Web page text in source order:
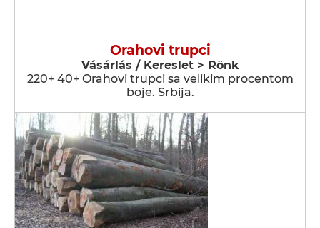
Orahovi trupci
Vásárlás / Kereslet > Rönk
220+ 40+ Orahovi trupci sa velikim procentom
boje. Srbija.